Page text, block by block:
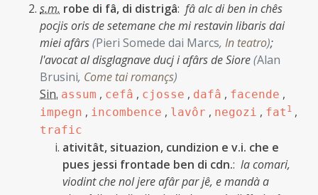
s.m. robe di fâ, di distrigâ: fâ alc di ben in chês
pocjis oris de setemane che mi restavin libaris dai
miei afârs(Pieri Somede dai Marcs, In teatro);
l'avocat al disglagnave ducj i afârs de Siore(Alan
Brusini, Come tai romançs)
Sin. assum , cefâ , cjosse , dafâ , facende ,
impegn , incombence , lavôr , negozi , fat 1 ,
trafic
ativitât, situazion, cundizion e v.i. che e
pues jessi frontade ben di cdn.: la comari,
viodint che nol jere afâr par jê, e mandà a